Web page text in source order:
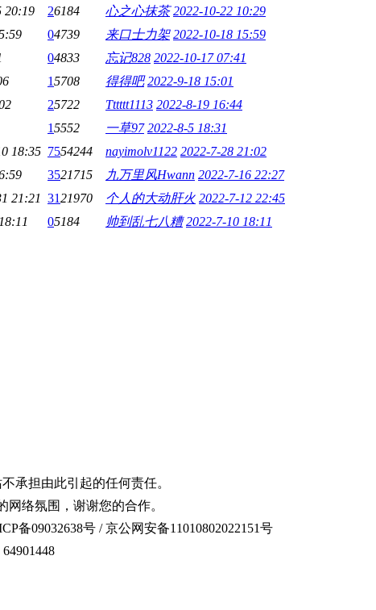
20:19 26184 心之心抹茶 2022-10-22 10:29
04739 来口士力架 2022-10-18 15:59
04833 忘记828 2022-10-17 07:41
15708 得得吧 2022-9-18 15:01
25722 Tttttt1113 2022-8-19 16:44
15552 一草97 2022-8-5 18:31
18:35 7554244 nayimolv1122 2022-7-28 21:02
3521715 九万里风Hwann 2022-7-16 22:27
21:21 3121970 个人的大动肝火 2022-7-12 22:45
05184 帅到乱七八糟 2022-7-10 18:11
承担由此引起的任何责任。
网络氛围，谢谢您的合作。
备09032638号 / 京公网安备11010802022151号